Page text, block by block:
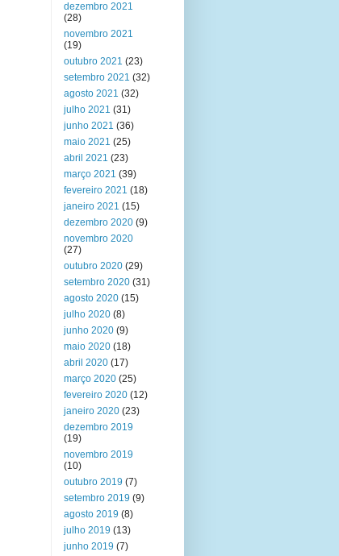
dezembro 2021
(28)
novembro 2021
(19)
outubro 2021 (23)
setembro 2021 (32)
agosto 2021 (32)
julho 2021 (31)
junho 2021 (36)
maio 2021 (25)
abril 2021 (23)
março 2021 (39)
fevereiro 2021 (18)
janeiro 2021 (15)
dezembro 2020 (9)
novembro 2020
(27)
outubro 2020 (29)
setembro 2020 (31)
agosto 2020 (15)
julho 2020 (8)
junho 2020 (9)
maio 2020 (18)
abril 2020 (17)
março 2020 (25)
fevereiro 2020 (12)
janeiro 2020 (23)
dezembro 2019
(19)
novembro 2019
(10)
outubro 2019 (7)
setembro 2019 (9)
agosto 2019 (8)
julho 2019 (13)
junho 2019 (7)